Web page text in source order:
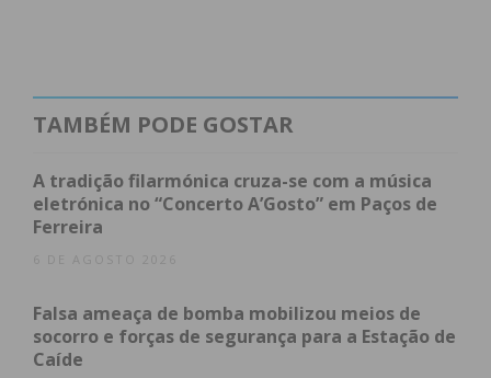
Subscreva a newsletter do
Imediato
Assine nossa newsletter por e-mail e
obtenha de forma regular a informação
TAMBÉM PODE GOSTAR
A tradição filarmónica cruza-se com a música
eletrónica no “Concerto A’Gosto” em Paços de
Ferreira
6 DE AGOSTO 2026
Falsa ameaça de bomba mobilizou meios de
socorro e forças de segurança para a Estação de
Caíde